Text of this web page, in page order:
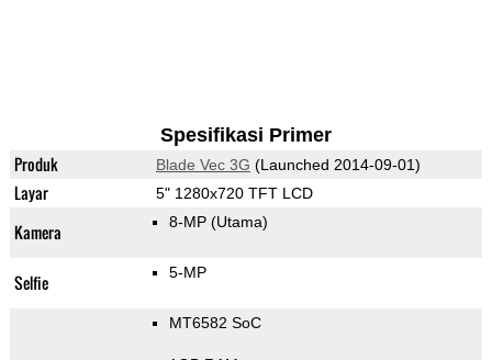
Spesifikasi Primer
Produk Blade Vec 3G (Launched 2014-09-01)
Layar 5" 1280x720 TFT LCD
Kamera 8-MP (Utama)
Selfie 5-MP
MT6582 SoC